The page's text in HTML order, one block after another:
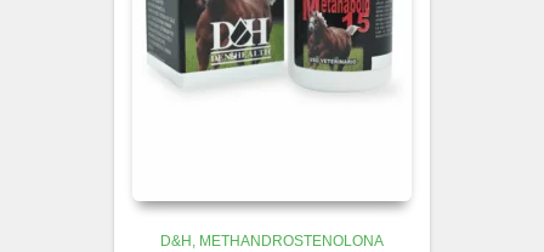
D&H METHANDROSTENOLONA